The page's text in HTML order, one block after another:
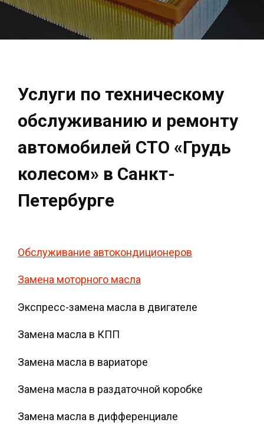
Услуги по техническому
обслуживанию и ремонту
автомобилей СТО «Грудь
колесом» в Санкт-
Петербурге
Обслуживание автокондиционеров
Замена моторного масла
Экспресс-замена масла в двигателе
Замена масла в КПП
Замена масла в вариаторе
Замена масла в раздаточной коробке
Замена масла в дифференциале